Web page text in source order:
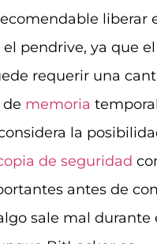
liberar
pendrive, ya que
requerir una
memoria
la
de seguridad
antes de
sale mal durante